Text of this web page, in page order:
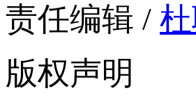
责任编辑 /
版权声明